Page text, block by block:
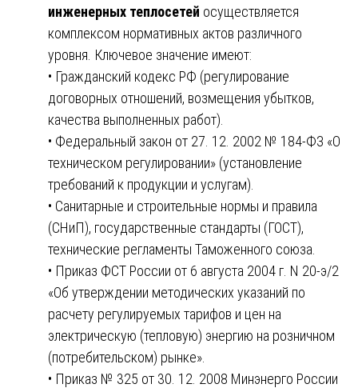
инженерных теплосетей осуществляется
комплексом нормативных актов различного
уровня. Ключевое значение имеют:
• Гражданский кодекс РФ (регулирование
договорных отношений, возмещения убытков,
качества выполненных работ).
• Федеральный закон от 27. 12. 2002 № 184-ФЗ «О
техническом регулировании» (установление
требований к продукции и услугам).
• Санитарные и строительные нормы и правила
(СНиП), государственные стандарты (ГОСТ),
технические регламенты Таможенного союза.
• Приказ ФСТ России от 6 августа 2004 г. N 20-э/2
«Об утверждении методических указаний по
расчету регулируемых тарифов и цен на
электрическую (тепловую) энергию на розничном
(потребительском) рынке».
• Приказ № 325 от 30. 12. 2008 Минэнерго России